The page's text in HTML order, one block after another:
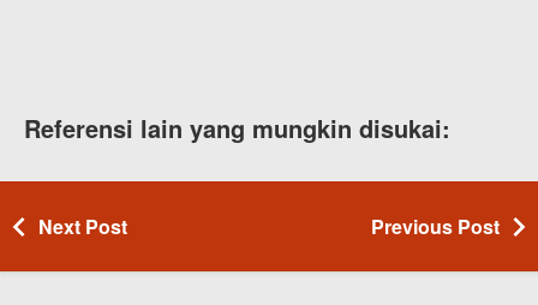
Referensi lain yang mungkin disukai:
Next Post Previous Post